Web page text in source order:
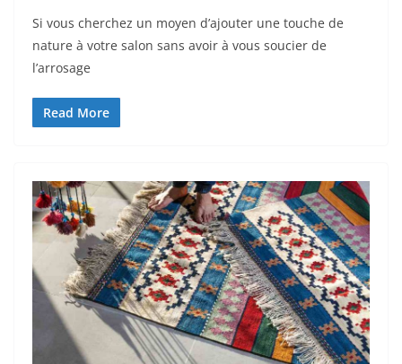
Si vous cherchez un moyen d’ajouter une touche de
nature à votre salon sans avoir à vous soucier de
l’arrosage
Read More